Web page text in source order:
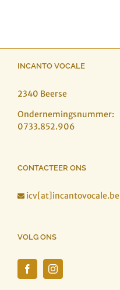
INCANTO VOCALE
2340 Beerse
Ondernemingsnummer:
0733.852.906
CONTACTEER ONS
 icv[at]incantovocale.be
VOLG ONS